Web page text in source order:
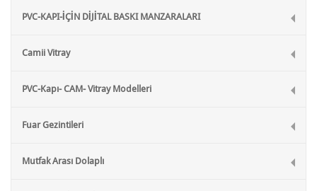
PVC-KAPI-İÇİN DİJİTAL BASKI MANZARALARI
Camii Vitray
PVC-Kapı- CAM- Vitray Modelleri
Fuar Gezintileri
Mutfak Arası Dolaplı